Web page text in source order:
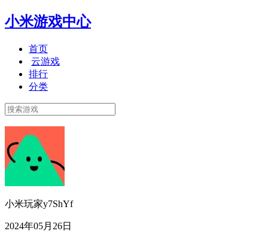
小米游戏中心
首页
云游戏
排行
分类
小米玩家y7ShYf
2024年05月26日